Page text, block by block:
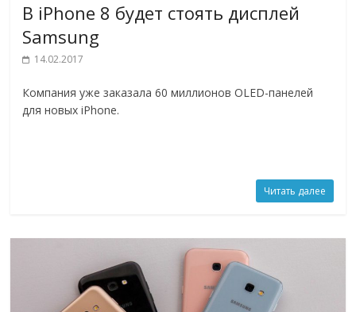
В iPhone 8 будет стоять дисплей
Samsung
14.02.2017
Компания уже заказала 60 миллионов OLED-панелей
для новых iPhone.
Читать далее